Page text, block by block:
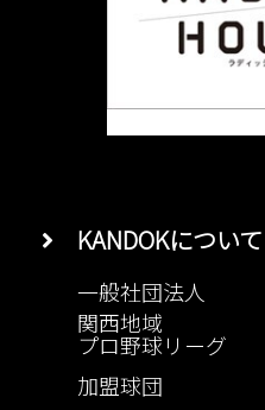
KANDOKについて
一般社団法人
関西地域
プロ野球リーグ
加盟球団